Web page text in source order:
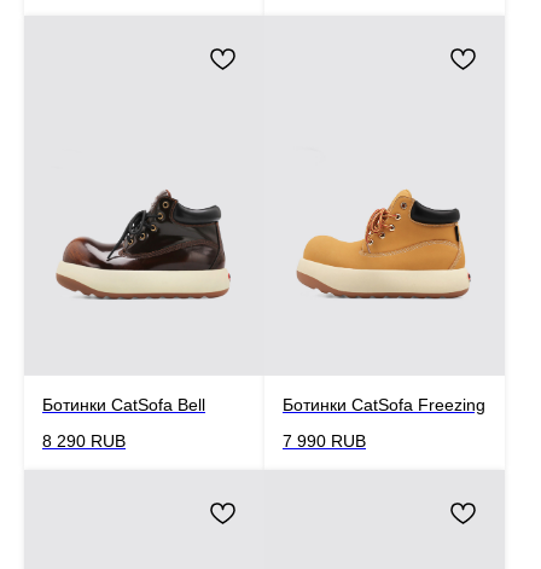
Ботинки CatSofa Bell
8 290 RUB
Ботинки CatSofa Freezing
7 990 RUB